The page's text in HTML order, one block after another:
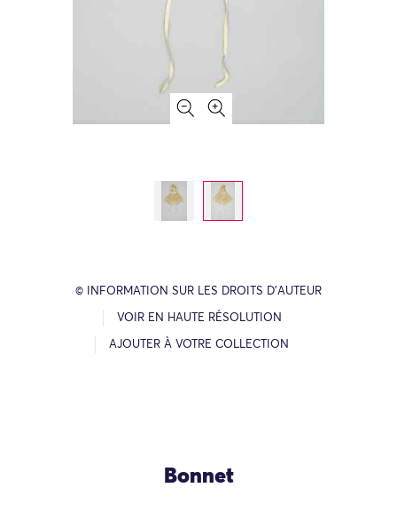
© INFORMATION SUR LES DROITS D’AUTEUR
VOIR EN HAUTE RÉSOLUTION
AJOUTER À VOTRE COLLECTION
Bonnet